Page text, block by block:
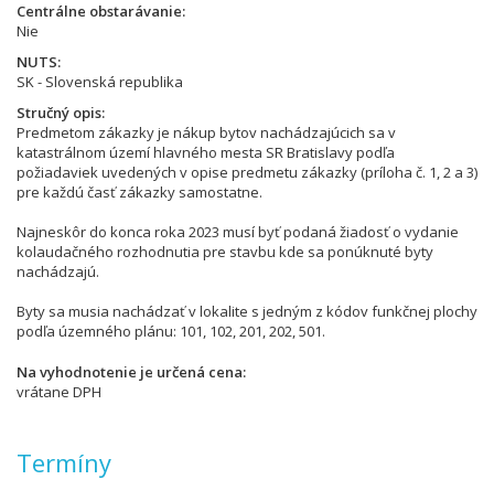
Centrálne obstarávanie
Nie
NUTS
SK - Slovenská republika
Stručný opis
Predmetom zákazky je nákup bytov nachádzajúcich sa v
katastrálnom území hlavného mesta SR Bratislavy podľa
požiadaviek uvedených v opise predmetu zákazky (príloha č. 1, 2 a 3)
pre každú časť zákazky samostatne.
Najneskôr do konca roka 2023 musí byť podaná žiadosť o vydanie
kolaudačného rozhodnutia pre stavbu kde sa ponúknuté byty
nachádzajú.
Byty sa musia nachádzať v lokalite s jedným z kódov funkčnej plochy
podľa územného plánu: 101, 102, 201, 202, 501.
Na vyhodnotenie je určená cena
vrátane DPH
Termíny